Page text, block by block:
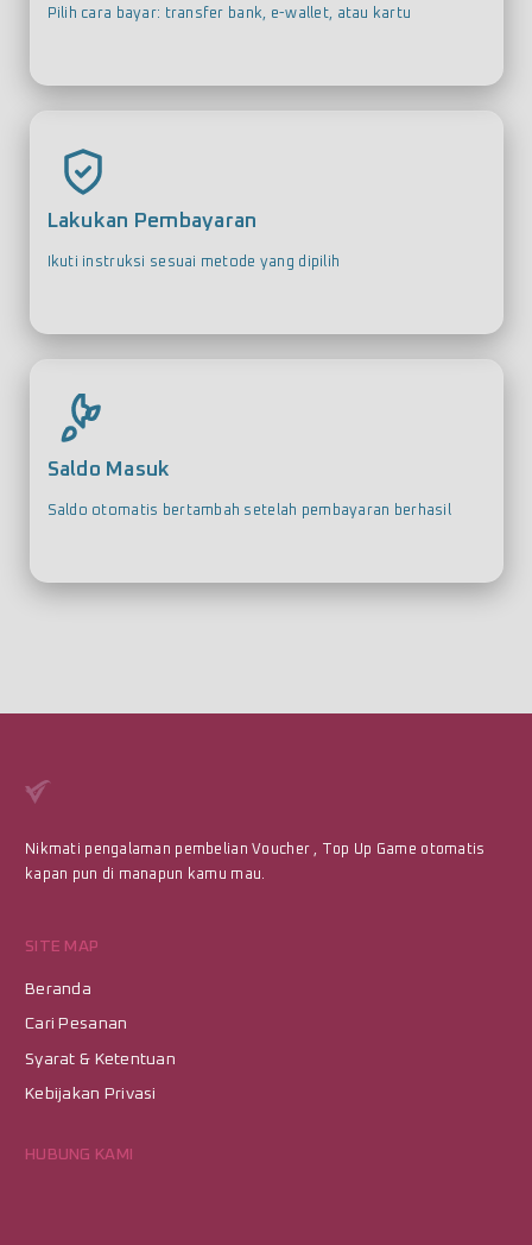
Pilih cara bayar: transfer bank, e-wallet, atau kartu
Lakukan Pembayaran
Ikuti instruksi sesuai metode yang dipilih
Saldo Masuk
Saldo otomatis bertambah setelah pembayaran berhasil
Nikmati pengalaman pembelian Voucher , Top Up Game otomatis
kapan pun di manapun kamu mau.
SITE MAP
Beranda
Cari Pesanan
Syarat & Ketentuan
Kebijakan Privasi
HUBUNG KAMI